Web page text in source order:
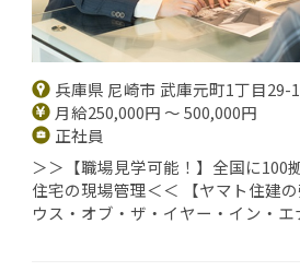
兵庫県 尼崎市 武庫元町1丁目29-1
月給250,000円 ～ 500,000円
正社員
＞＞【職場見学可能！】全国に
住宅の現場管理＜＜ 【ヤマト住建
ウス・オブ・ザ・イヤー・イン・エ